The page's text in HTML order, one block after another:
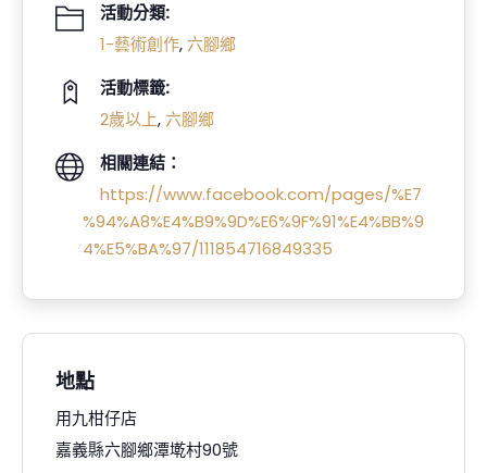
活動分類:
1-藝術創作,六腳鄉
活動標籤:
2歲以上,六腳鄉
相關連結：
https://www.facebook.com/pages/%E7
%94%A8%E4%B9%9D%E6%9F%91%E4%BB%9
4%E5%BA%97/111854716849335
地點
用九柑仔店
嘉義縣六腳鄉潭墘村90號